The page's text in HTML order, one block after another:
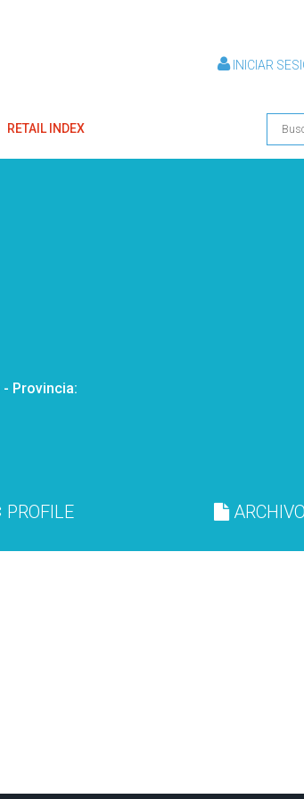
INICIAR
RETAIL INDEX
- Provincia:
PROFILE